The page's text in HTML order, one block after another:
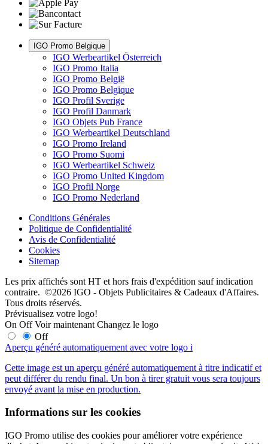
IGO Promo Belgique
IGO Werbeartikel Österreich
IGO Promo Italia
IGO Promo België
IGO Promo Belgique
IGO Profil Sverige
IGO Profil Danmark
IGO Objets Pub France
IGO Werbeartikel Deutschland
IGO Promo Ireland
IGO Promo Suomi
IGO Werbeartikel Schweiz
IGO Promo United Kingdom
IGO Profil Norge
IGO Promo Nederland
Conditions Générales
Politique de Confidentialité
Avis de Confidentialité
Cookies
Sitemap
Les prix affichés sont HT et hors frais d'expédition sauf indication
contraire. ©2026 IGO - Objets Publicitaires & Cadeaux d'Affaires.
Tous droits réservés.
Prévisualisez votre logo!
On Off Voir maintenant Changez le logo
Off
Aperçu généré automatiquement avec votre logo i
Cette image est un aperçu généré automatiquement à titre indicatif et
peut différer du rendu final. Un bon à tirer gratuit vous sera toujours
envoyé avant la mise en production.
Informations sur les cookies
IGO Promo utilise des cookies pour améliorer votre expérience